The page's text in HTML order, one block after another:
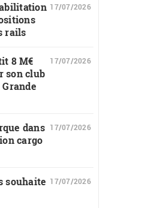
rails
17/07/2026
8 M€
son club
17/07/2026
dans
cargo
17/07/2026
souhaite 17/07/2026